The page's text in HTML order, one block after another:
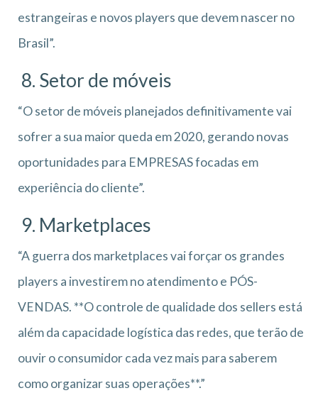
estrangeiras e novos players que devem nascer no
Brasil”.
8. Setor de móveis
“O setor de móveis planejados definitivamente vai
sofrer a sua maior queda em 2020, gerando novas
oportunidades para EMPRESAS focadas em
experiência do cliente”.
9. Marketplaces
“A guerra dos marketplaces vai forçar os grandes
players a investirem no atendimento e PÓS-
VENDAS. **O controle de qualidade dos sellers está
além da capacidade logística das redes, que terão de
ouvir o consumidor cada vez mais para saberem
como organizar suas operações**.”